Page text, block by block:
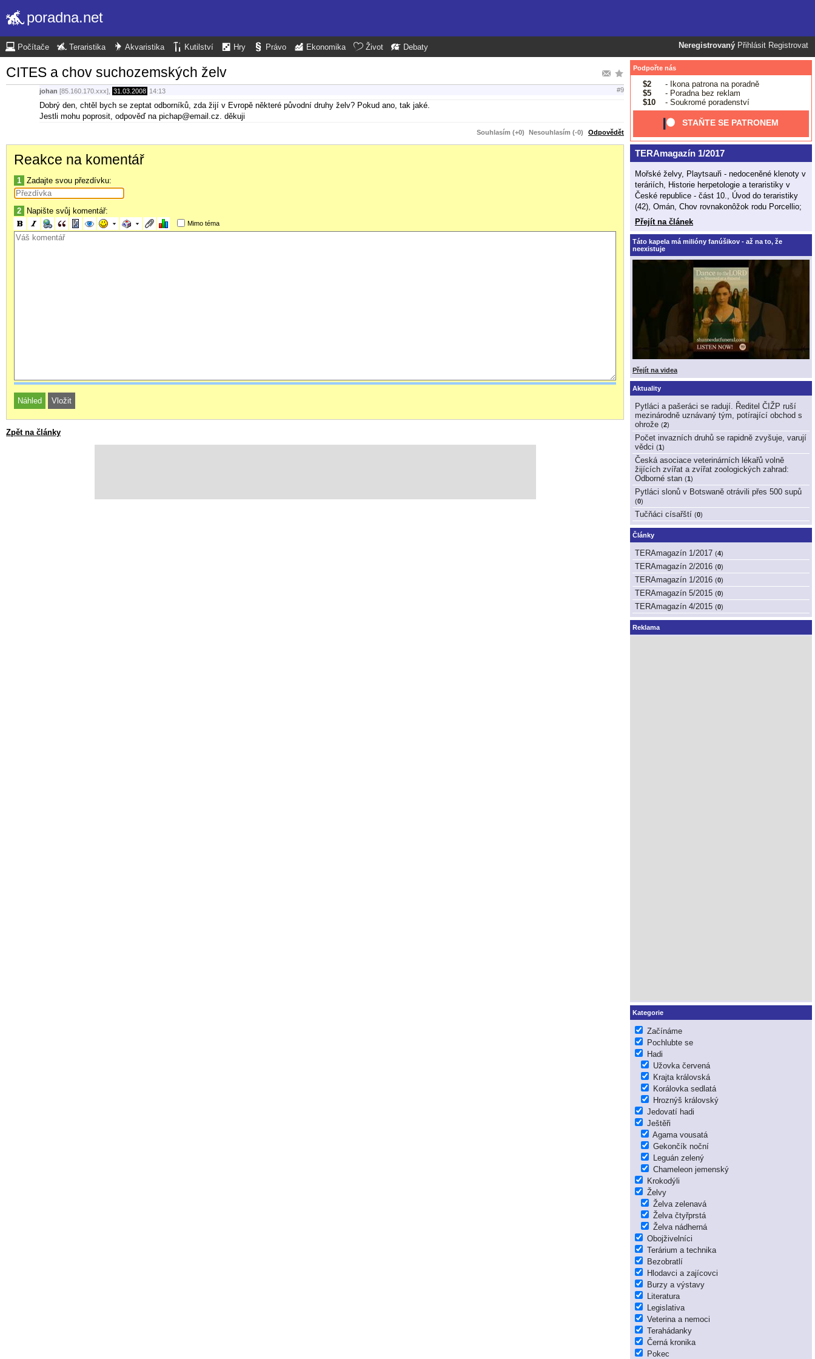
poradna.net
Neregistrovaný Přihlásit Registrovat
Počítače Teraristika Akvaristika Kutilství Hry Právo Ekonomika Život Debaty
CITES a chov suchozemských želv
johan [85.160.170.xxx], 31.03.2008 14:13 #9
Dobrý den, chtěl bych se zeptat odborníků, zda žijí v Evropě některé původní druhy želv? Pokud ano, tak jaké.
Jestli mohu poprosit, odpověď na pichap@email.cz. děkuji
Souhlasím (+0) Nesouhlasím (-0) Odpovědět
Reakce na komentář
1 Zadajte svou přezdívku:
2 Napište svůj komentář:
Mimo téma
Zpět na články
Podpořte nás
$2
- Ikona patrona na poradně
$5
- Poradna bez reklam
$10
- Soukromé poradenství
STAŇTE SE PATRONEM
TERAmagazín 1/2017
Mořské želvy, Playtsauři - nedoceněné klenoty v
teráriích, Historie herpetologie a teraristiky v
České republice - část 10., Úvod do teraristiky
(42), Omán, Chov rovnakonôžok rodu Porcellio;
Přejít na článek
Táto kapela má milióny fanúšikov - až na to, že
neexistuje
Přejít na videa
Aktuality
Pytláci a pašeráci se radují. Ředitel ČIŽP ruší
mezinárodně uznávaný tým, potírající obchod s
ohrože (2)
Počet invazních druhů se rapidně zvyšuje, varují
vědci (1)
Česká asociace veterinárních lékařů volně
žijících zvířat a zvířat zoologických zahrad:
Odborné stan (1)
Pytláci slonů v Botswaně otrávili přes 500 supů
(0)
Tučňáci císařští (0)
Články
TERAmagazín 1/2017 (4)
TERAmagazín 2/2016 (0)
TERAmagazín 1/2016 (0)
TERAmagazín 5/2015 (0)
TERAmagazín 4/2015 (0)
Reklama
Kategorie
Začínáme
Pochlubte se
Hadi
Užovka červená
Krajta královská
Korálovka sedlatá
Hroznýš královský
Jedovatí hadi
Ještěři
Agama vousatá
Gekončík noční
Leguán zelený
Chameleon jemenský
Krokodýli
Želvy
Želva zelenavá
Želva čtyřprstá
Želva nádherná
Obojživelníci
Terárium a technika
Bezobratlí
Hlodavci a zajícovci
Burzy a výstavy
Literatura
Legislativa
Veterina a nemoci
Terahádanky
Černá kronika
Pokec